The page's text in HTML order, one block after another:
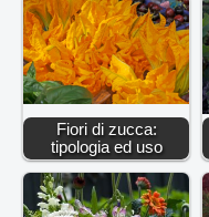
Fiori di zucca:
tipologia ed uso